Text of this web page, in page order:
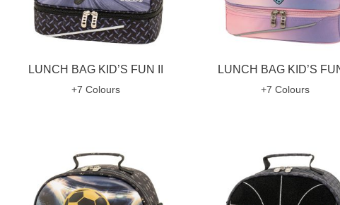
LUNCH BAG KID’S FUN II
+7 Colours
LUNCH BAG KID’S FUN
+7 Colours